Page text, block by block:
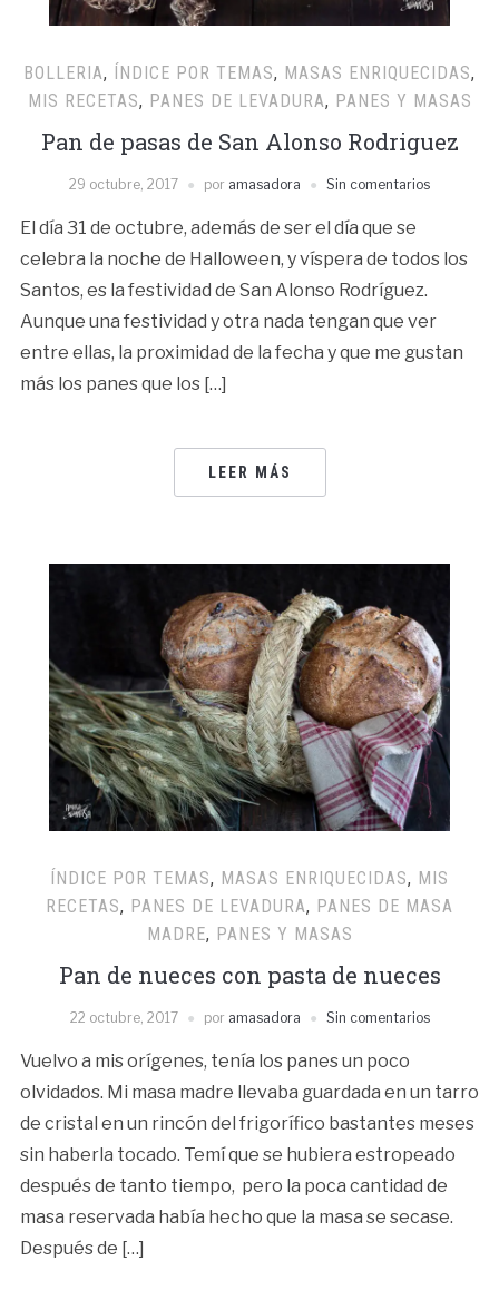
BOLLERIA, ÍNDICE POR TEMAS, MASAS ENRIQUECIDAS,
MIS RECETAS, PANES DE LEVADURA, PANES Y MASAS
Pan de pasas de San Alonso Rodriguez
29 octubre, 2017 por amasadora Sin comentarios
El día 31 de octubre, además de ser el día que se
celebra la noche de Halloween, y víspera de todos los
Santos, es la festividad de San Alonso Rodríguez.
Aunque una festividad y otra nada tengan que ver
entre ellas, la proximidad de la fecha y que me gustan
más los panes que los […]
LEER MÁS
ÍNDICE POR TEMAS, MASAS ENRIQUECIDAS, MIS
RECETAS, PANES DE LEVADURA, PANES DE MASA
MADRE, PANES Y MASAS
Pan de nueces con pasta de nueces
22 octubre, 2017 por amasadora Sin comentarios
Vuelvo a mis orígenes, tenía los panes un poco
olvidados. Mi masa madre llevaba guardada en un tarro
de cristal en un rincón del frigorífico bastantes meses
sin haberla tocado. Temí que se hubiera estropeado
después de tanto tiempo, pero la poca cantidad de
masa reservada había hecho que la masa se secase.
Después de […]